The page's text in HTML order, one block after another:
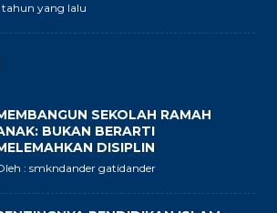
tahun yang lalu
SEKOLAH RAMAH
BUKAN BERARTI
DISIPLIN
: smkndander gatidander